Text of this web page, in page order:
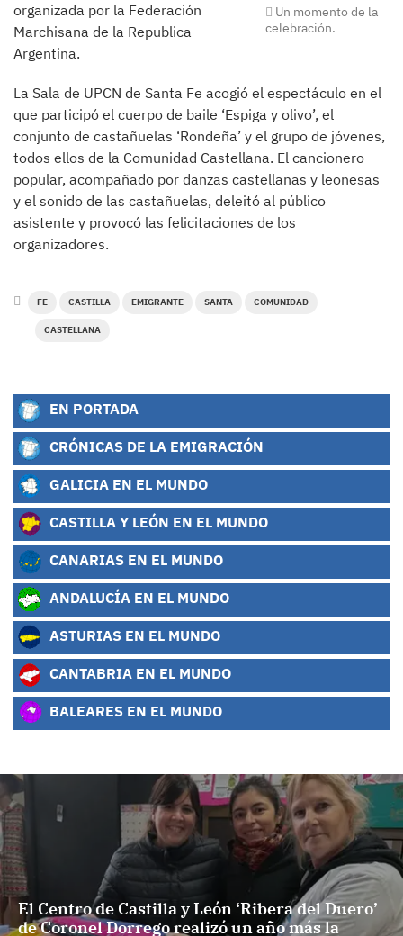
Un momento de la
celebración.
organizada por la Federación
Marchisana de la Republica
Argentina.
La Sala de UPCN de Santa Fe acogió el espectáculo en el
que participó el cuerpo de baile ‘Espiga y olivo’, el
conjunto de castañuelas ‘Rondeña’ y el grupo de jóvenes,
todos ellos de la Comunidad Castellana. El cancionero
popular, acompañado por danzas castellanas y leonesas
y el sonido de las castañuelas, deleitó al público
asistente y provocó las felicitaciones de los
organizadores.
FE CASTILLA EMIGRANTE SANTA COMUNIDAD
CASTELLANA
EN PORTADA
CRÓNICAS DE LA EMIGRACIÓN
GALICIA EN EL MUNDO
CASTILLA Y LEÓN EN EL MUNDO
CANARIAS EN EL MUNDO
ANDALUCÍA EN EL MUNDO
ASTURIAS EN EL MUNDO
CANTABRIA EN EL MUNDO
BALEARES EN EL MUNDO
El Centro de Castilla y León ‘Ribera del Duero’
de Coronel Dorrego realizó un año más la